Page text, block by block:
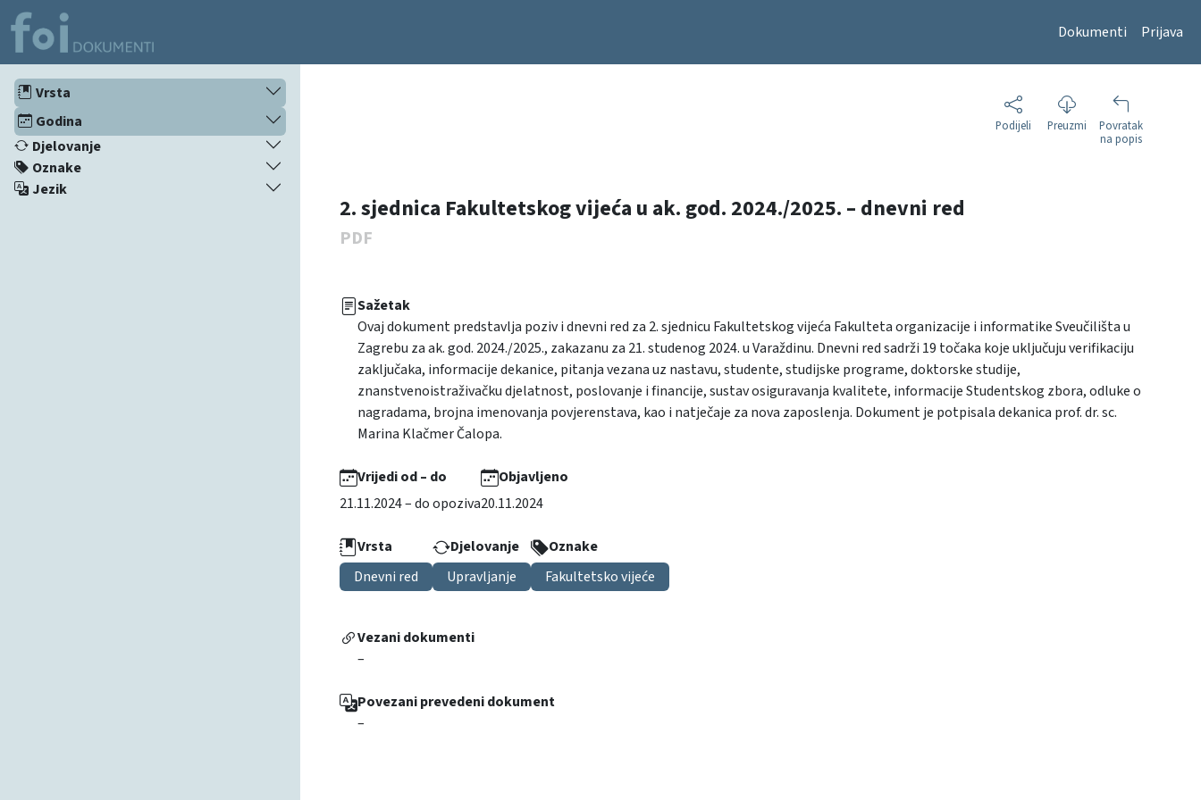
Dokumenti Prijava
Vrsta
Godina
Djelovanje
Oznake
Jezik
Podijeli Preuzmi
Povratak
na popis
2. sjednica Fakultetskog vijeća u ak. god. 2024./2025. – dnevni red
PDF
Sažetak
Ovaj dokument predstavlja poziv i dnevni red za 2. sjednicu Fakultetskog vijeća Fakulteta organizacije i informatike Sveučilišta u
Zagrebu za ak. god. 2024./2025., zakazanu za 21. studenog 2024. u Varaždinu. Dnevni red sadrži 19 točaka koje uključuju verifikaciju
zaključaka, informacije dekanice, pitanja vezana uz nastavu, studente, studijske programe, doktorske studije,
znanstvenoistraživačku djelatnost, poslovanje i financije, sustav osiguravanja kvalitete, informacije Studentskog zbora, odluke o
nagradama, brojna imenovanja povjerenstava, kao i natječaje za nova zaposlenja. Dokument je potpisala dekanica prof. dr. sc.
Marina Klačmer Čalopa.
Vrijedi od – do
21.11.2024 – do opoziva
Objavljeno
20.11.2024
Vrsta
Dnevni red
Djelovanje
Upravljanje
Oznake
Fakultetsko vijeće
Vezani dokumenti
–
Povezani prevedeni dokument
–